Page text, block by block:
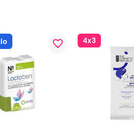
favorite_border 4x3